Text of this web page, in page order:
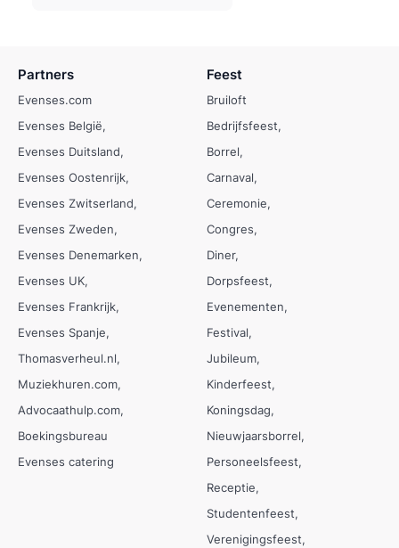
Partners
Evenses.com
Evenses België
Evenses Duitsland
Evenses Oostenrijk
Evenses Zwitserland
Evenses Zweden
Evenses Denemarken
Evenses UK
Evenses Frankrijk
Evenses Spanje
Thomasverheul.nl
Muziekhuren.com
Advocaathulp.com
Boekingsbureau
Evenses catering
Feest
Bruiloft
Bedrijfsfeest
Borrel
Carnaval
Ceremonie
Congres
Diner
Dorpsfeest
Evenementen
Festival
Jubileum
Kinderfeest
Koningsdag
Nieuwjaarsborrel
Personeelsfeest
Receptie
Studentenfeest
Verenigingsfeest